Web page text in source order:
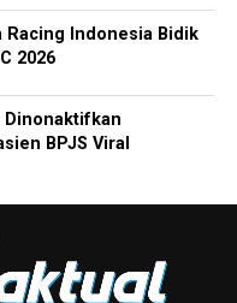
Racing Indonesia Bidik
2026
Dinonaktifkan
BPJS Viral